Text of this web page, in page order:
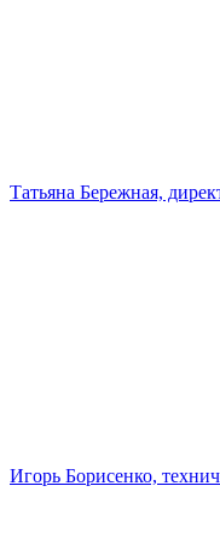
Татьяна Бережная,
Игорь Борисенко,